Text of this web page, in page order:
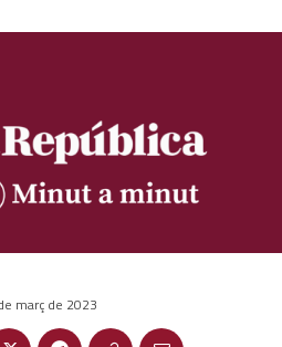
març de 2023